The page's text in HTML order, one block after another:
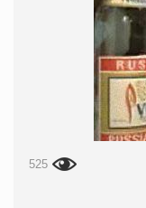
525